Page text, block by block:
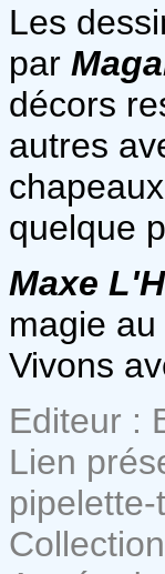
Les
par
décors
autres
quelque
Maxe
magie
Vivons
Editeur :
Lien